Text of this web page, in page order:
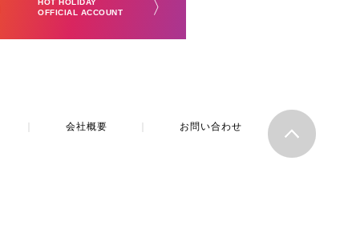
HOT HOLIDAY
OFFICIAL ACCOUNT
〉
会社概要 お問い合わせ